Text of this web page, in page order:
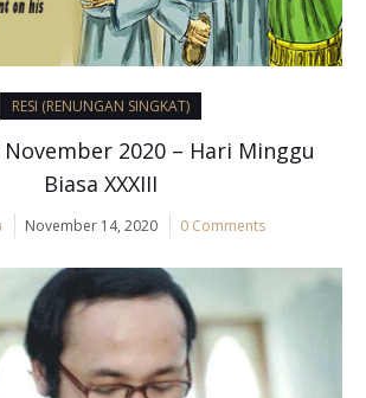
RESI (RENUNGAN SINGKAT)
2020 – Hari Minggu
Biasa XXXIII
November 14, 2020 0 Comments